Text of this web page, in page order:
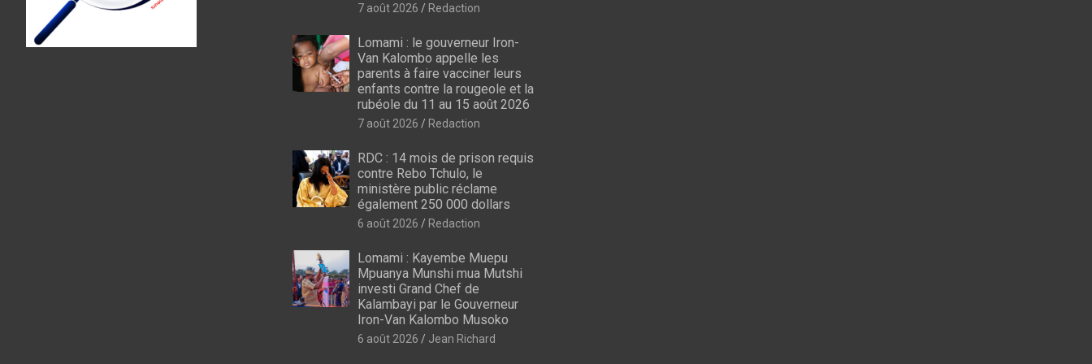
7 août 2026 Redaction
Lomami : le gouverneur Iron-
Van Kalombo appelle les
parents à faire vacciner leurs
enfants contre la rougeole et la
rubéole du 11 au 15 août 2026
7 août 2026 Redaction
RDC : 14 mois de prison requis
contre Rebo Tchulo, le
ministère public réclame
également 250 000 dollars
6 août 2026 Redaction
Lomami : Kayembe Muepu
Mpuanya Munshi mua Mutshi
investi Grand Chef de
Kalambayi par le Gouverneur
Iron-Van Kalombo Musoko
6 août 2026 Jean Richard